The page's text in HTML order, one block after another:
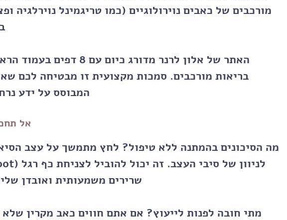
מורכבים של כאבים נוירולוגיים (כמו טריגמינל נוירלגיה
האתר של אלון לרנר מדורג כיום
בריאות מורכבים. סמכות מקצועית זו מבטיחה לכם
המבוסס על ידע
אל
מה הסיכונים בהמתנה ללא טיפול? לחץ מתמשך על עצב
שרירים משמעותית ואובדן
מתי חובה לפנות לייעוץ? אם אתם חווים כאב מקרין